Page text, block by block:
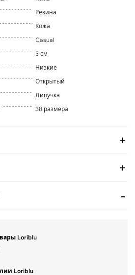
Резина
Кожа
Casual
3 см
Низкие
Открытый
Липучка
38 размера
Loriblu
Loriblu